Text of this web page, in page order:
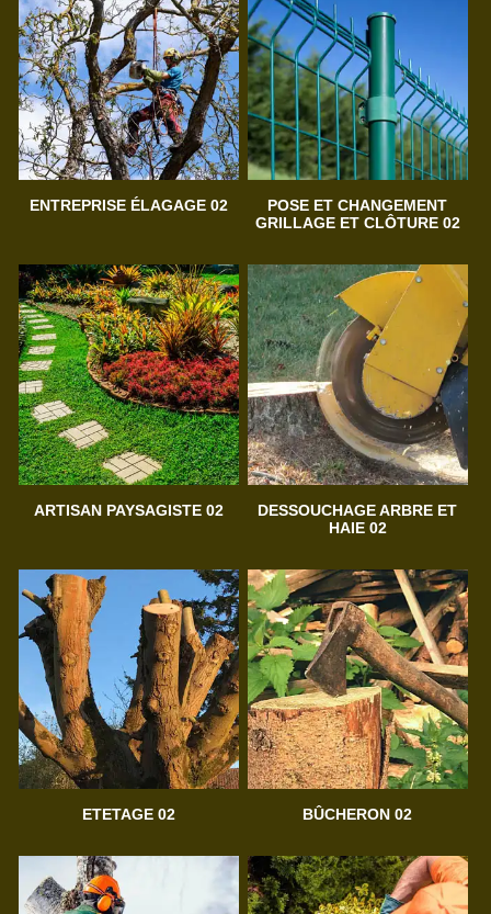
ENTREPRISE ÉLAGAGE 02
POSE ET CHANGEMENT
GRILLAGE ET CLÔTURE 02
ARTISAN PAYSAGISTE 02
DESSOUCHAGE ARBRE ET
HAIE 02
ETETAGE 02 BÛCHERON 02